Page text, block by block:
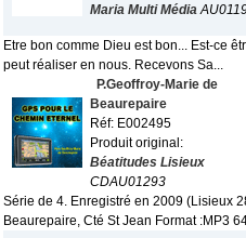
Maria Multi Média
Etre bon comme Dieu est bon... Est-ce
peut réaliser en nous. Recevons Sa...
P.Geoffroy-Marie de
Beaurepaire
Réf: E002495
Produit original:
Béatitudes Lisieux
CDAU01293
Série de 4. Enregistré en 2009 (Lisieux
Beaurepaire, Cté St Jean Format :MP3